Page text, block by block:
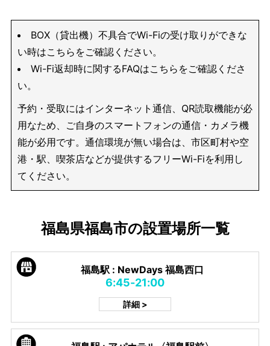
BOX（貸出機）不具合でWi-Fiの受け取りができな
い時はこちらをご確認ください。
Wi-Fi返却時に関するFAQはこちらをご確認くださ
い。
予約・受取にはインターネット通信、QR読取機能が必
用なため、ご自身のスマートフォンの通信・カメラ機
能が必用です。通信環境が無い場合は、市区町村や空
港・駅、喫茶店などが提供するフリーWi-Fiを利用し
てください。
福島県福島市の設置場所一覧
福島駅 : NewDays 福島西口
6:45-21:00
詳細 >